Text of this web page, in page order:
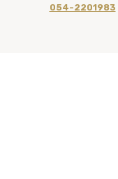
054-2201983